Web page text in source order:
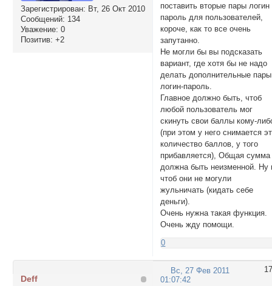
Зарегистрирован: Вт, 26 Окт 2010
Сообщений: 134
Уважение: 0
Позитив: +2
поставить вторые пары логин
пароль для пользователей,
короче, как то все очень
запутанно.
Не могли бы вы подсказать
вариант, где хотя бы не надо
делать дополнительные пары
логин-пароль.
Главное должно быть, чтоб
любой пользователь мог
скинуть свои баллы кому-
(при этом у него снимается
количество баллов, у того
прибавляется), Общая сумма
должна быть неизменной. Ну
чтоб они не могули
жульничать (кидать себе
деньги).
Очень нужна такая функция.
Очень жду помощи.
0
17
Вс, 27 Фев 2011
01:07:42
Deff